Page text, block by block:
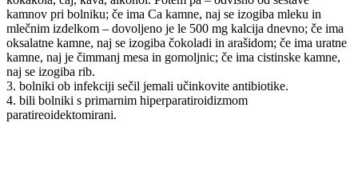
kamnov pri bolniku; če ima Ca kamne, naj se izogiba mleku in
mlečnim izdelkom – dovoljeno je le 500 mg kalcija dnevno; če ima
oksalatne kamne, naj se izogiba čokoladi in arašidom; če ima uratne
kamne, naj je čimmanj mesa in gomoljnic; če ima cistinske kamne,
naj se izogiba rib.
3. bolniki ob infekciji sečil jemali učinkovite antibiotike.
4. bili bolniki s primarnim hiperparatiroidizmom
paratireoidektomirani.